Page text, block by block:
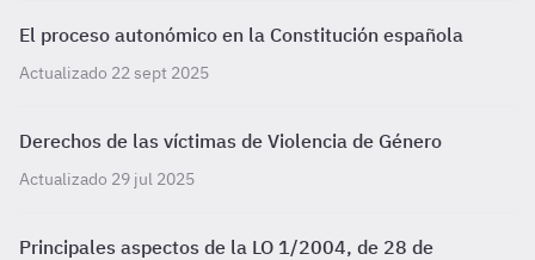
El proceso autonómico en la Constitución española
Actualizado 22 sept 2025
Derechos de las víctimas de Violencia de Género
Actualizado 29 jul 2025
Principales aspectos de la LO 1/2004, de 28 de